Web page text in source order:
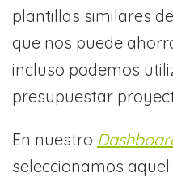
plantillas similares
que nos puede
incluso podemos
presupuestar
En nuestro
seleccionamos